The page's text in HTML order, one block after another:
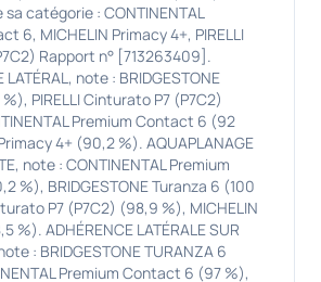
catégorie : CONTINENTAL
6, MICHELIN Primacy 4+, PIRELLI
Rapport n° [713263409].
LATÉRAL, note : BRIDGESTONE
PIRELLI Cinturato P7 (P7C2)
Premium Contact 6 (92
4+ (90,2 %). AQUAPLANAGE
note : CONTINENTAL Premium
%), BRIDGESTONE Turanza 6 (100
P7 (P7C2) (98,9 %), MICHELIN
%). ADHÉRENCE LATÉRALE SUR
: BRIDGESTONE TURANZA 6
Premium Contact 6 (97 %),